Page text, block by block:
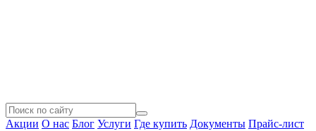
Акции О нас Блог Услуги Где купить Документы Прайс-лист